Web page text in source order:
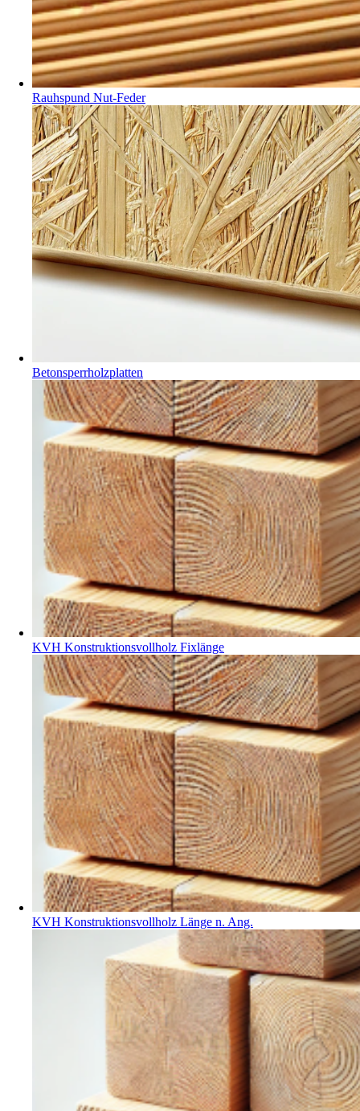
Rauhspund Nut-Feder
Betonsperrholzplatten
KVH Konstruktionsvollholz Fixlänge
KVH Konstruktionsvollholz Länge n. Ang.